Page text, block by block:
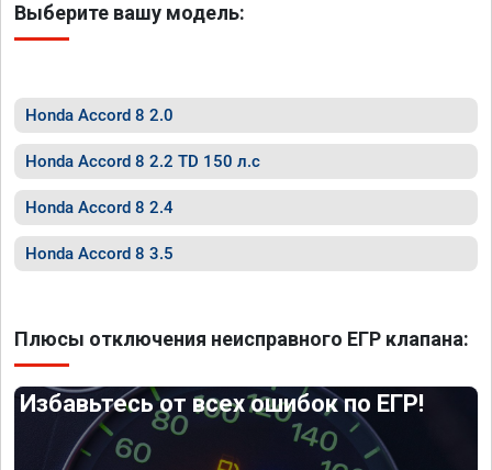
Выберите вашу модель:
Honda Accord 8 2.0
Honda Accord 8 2.2 TD 150 л.с
Honda Accord 8 2.4
Honda Accord 8 3.5
Плюсы отключения неисправного ЕГР клапана:
Избавьтесь от всех ошибок по ЕГР!